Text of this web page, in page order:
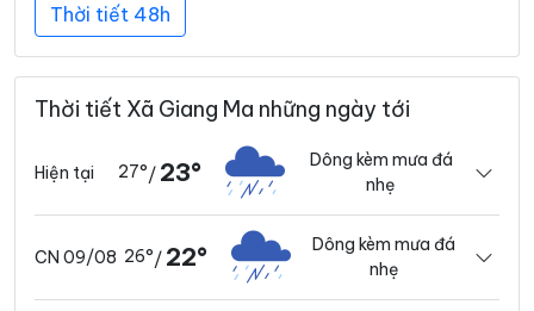
Thời tiết 48h
Thời tiết Xã Giang Ma những ngày tới
Hiện tại 27°/ 23°
Dông kèm mưa đá
nhẹ
CN 09/08 26°/ 22°
Dông kèm mưa đá
nhẹ